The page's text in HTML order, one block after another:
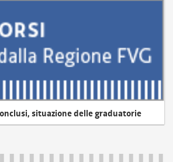
situazione delle graduatorie